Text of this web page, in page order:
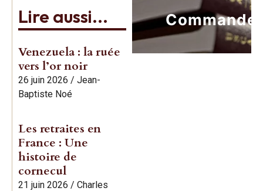
Lire aussi...
Venezuela : la ruée
vers l’or noir
26 juin 2026 / Jean-
Baptiste Noé
Les retraites en
France : Une
histoire de
cornecul
21 juin 2026 / Charles